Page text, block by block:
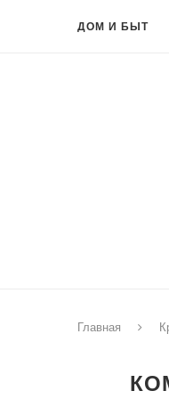
ДОМ И БЫТ
Главная